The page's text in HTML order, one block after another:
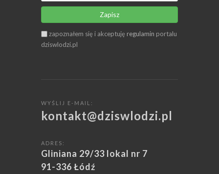
Zapisz
zapoznałem się i akceptuję regulamin portalu
dziswlodzi.pl
WYŚLIJ E-MAIL:
kontakt@dziswlodzi.pl
ADRES:
Gliniana 29/33 lokal nr 7
91-336 Łódź